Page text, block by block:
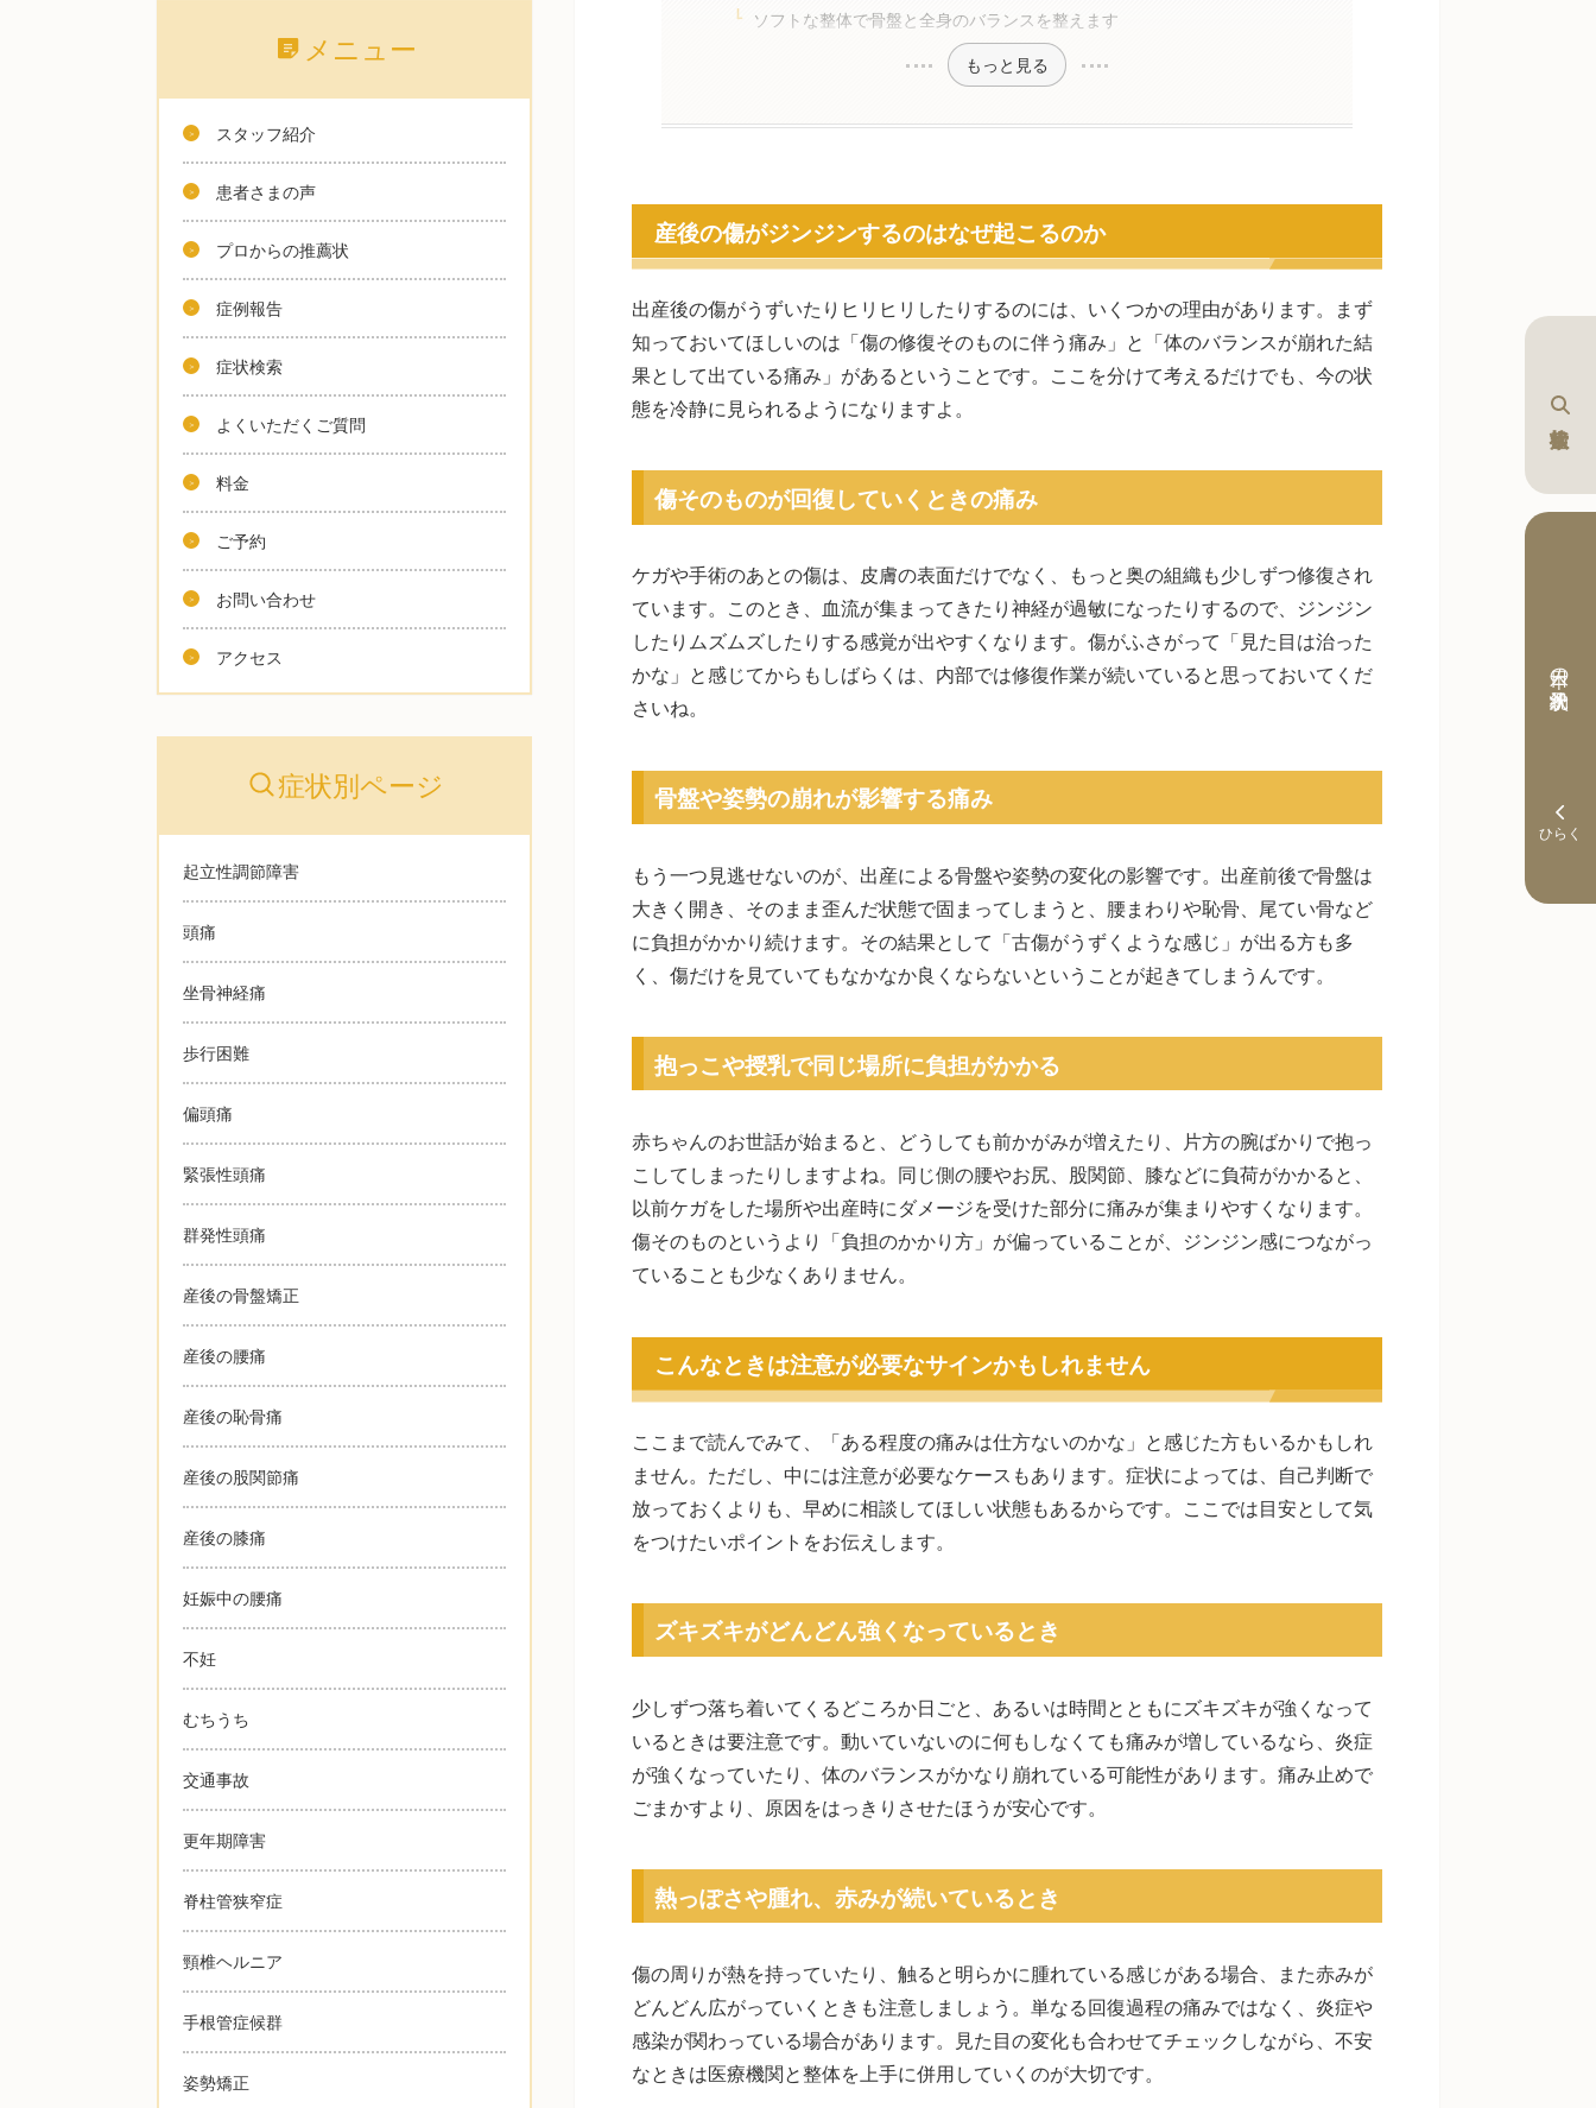
本日の予約状況
ソフトな整体で骨盤と全身のバランスを整えます
もっと見る
産後の傷がジンジンするのはなぜ起こるのか
出産後の傷がうずいたりヒリヒリしたりするのには、いくつかの理由があります。まず
知っておいてほしいのは「傷の修復そのものに伴う痛み」と「体のバランスが崩れた結
果として出ている痛み」があるということです。ここを分けて考えるだけでも、今の状
態を冷静に見られるようになりますよ。
傷そのものが回復していくときの痛み
ケガや手術のあとの傷は、皮膚の表面だけでなく、もっと奥の組織も少しずつ修復され
ています。このとき、血流が集まってきたり神経が過敏になったりするので、ジンジン
したりムズムズしたりする感覚が出やすくなります。傷がふさがって「見た目は治った
かな」と感じてからもしばらくは、内部では修復作業が続いていると思っておいてくだ
さいね。
骨盤や姿勢の崩れが影響する痛み
もう一つ見逃せないのが、出産による骨盤や姿勢の変化の影響です。出産前後で骨盤は
大きく開き、そのまま歪んだ状態で固まってしまうと、腰まわりや恥骨、尾てい骨など
に負担がかかり続けます。その結果として「古傷がうずくような感じ」が出る方も多
く、傷だけを見ていてもなかなか良くならないということが起きてしまうんです。
抱っこや授乳で同じ場所に負担がかかる
赤ちゃんのお世話が始まると、どうしても前かがみが増えたり、片方の腕ばかりで抱っ
こしてしまったりしますよね。同じ側の腰やお尻、股関節、膝などに負荷がかかると、
以前ケガをした場所や出産時にダメージを受けた部分に痛みが集まりやすくなります。
傷そのものというより「負担のかかり方」が偏っていることが、ジンジン感につながっ
ていることも少なくありません。
こんなときは注意が必要なサインかもしれません
ここまで読んでみて、「ある程度の痛みは仕方ないのかな」と感じた方もいるかもしれ
ません。ただし、中には注意が必要なケースもあります。症状によっては、自己判断で
放っておくよりも、早めに相談してほしい状態もあるからです。ここでは目安として気
をつけたいポイントをお伝えします。
ズキズキがどんどん強くなっているとき
少しずつ落ち着いてくるどころか日ごと、あるいは時間とともにズキズキが強くなって
いるときは要注意です。動いていないのに何もしなくても痛みが増しているなら、炎症
が強くなっていたり、体のバランスがかなり崩れている可能性があります。痛み止めで
ごまかすより、原因をはっきりさせたほうが安心です。
熱っぽさや腫れ、赤みが続いているとき
傷の周りが熱を持っていたり、触ると明らかに腫れている感じがある場合、また赤みが
どんどん広がっていくときも注意しましょう。単なる回復過程の痛みではなく、炎症や
感染が関わっている場合があります。見た目の変化も合わせてチェックしながら、不安
なときは医療機関と整体を上手に併用していくのが大切です。
メニュー
スタッフ紹介
患者さまの声
プロからの推薦状
症例報告
症状検索
よくいただくご質問
料金
ご予約
お問い合わせ
アクセス
症状別ページ
起立性調節障害
頭痛
坐骨神経痛
歩行困難
偏頭痛
緊張性頭痛
群発性頭痛
産後の骨盤矯正
産後の腰痛
産後の恥骨痛
産後の股関節痛
産後の膝痛
妊娠中の腰痛
不妊
むちうち
交通事故
更年期障害
脊柱管狭窄症
頸椎ヘルニア
手根管症候群
姿勢矯正